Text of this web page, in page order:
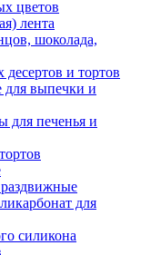
цветов
лента
шоколада,
и тортов
выпечки и
для печенья и
для
силикона